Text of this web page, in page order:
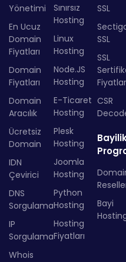
Yönetimi
En Ucuz
Domain
Fiyatları
Domain
Fiyatları
Domain
Aracılık
Ücretsiz
Domain
IDN
Çevirici
DNS
Sorgulama
IP
Sorgulama
Whois
Sınırsız
Hosting
Linux
Hosting
Node.JS
Hosting
E-Ticaret
Hosting
Plesk
Hosting
Joomla
Hosting
Python
Hosting
Hosting
Fiyatları
SSL
SSL
SSL
CSR
Bayi